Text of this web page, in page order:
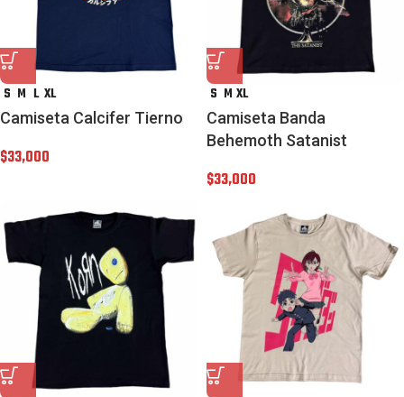
S M L XL
Camiseta Calcifer Tierno
$33,000
S M XL
Camiseta Banda
Behemoth Satanist
$33,000